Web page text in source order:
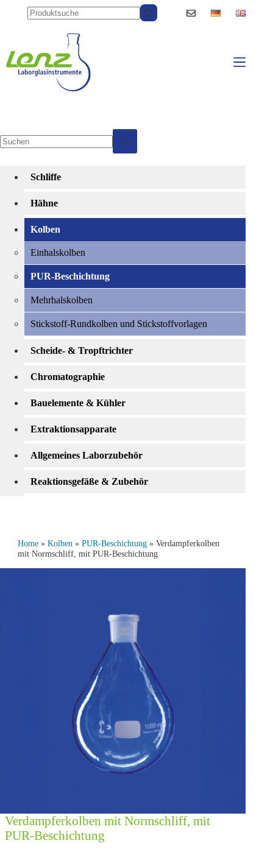
Home» Kolben» PUR-Beschichtung» Verdampferkolben
mit Normschliff, mit PUR-Beschichtung
Verdampferkolben mit Normschliff, mit
PUR-Beschichtung
Schliffe
Hähne
Kolben
Einhalskolben
PUR-Beschichtung
Mehrhalskolben
Stickstoff-Rundkolben und Stickstoffvorlagen
Scheide- & Tropftrichter
Chromatographie
Bauelemente & Kühler
Extraktionsapparate
Allgemeines Laborzubehör
Reaktionsgefäße & Zubehör